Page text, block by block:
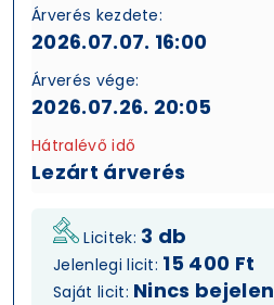
Árverés kezdete:
2026.07.07. 16:00
Árverés vége:
2026.07.26. 20:05
Hátralévő idő
Lezárt árverés
Licitek: 3 db
Jelenlegi licit: 15 400 Ft
Saját licit: Nincs